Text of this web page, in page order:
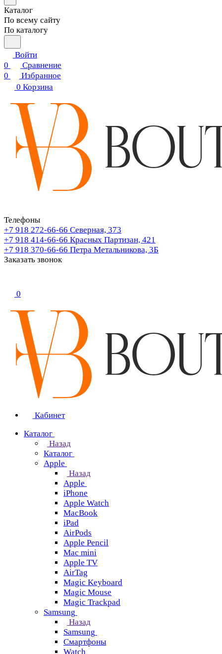
Каталог
По всему сайту
По каталогу
Войти
0
Сравнение
0
Избранное
0 Корзина
Телефоны
+7 918 272-66-66 Северная, 373
+7 918 414-66-66 Красных Партизан, 421
+7 918 370-66-66 Петра Метальникова, 3Б
Заказать звонок
0
Кабинет
Каталог
Назад
Каталог
Apple
Назад
Apple
iPhone
Apple Watch
MacBook
iPad
AirPods
Apple Pencil
Mac mini
Apple TV
AirTag
Magic Keyboard
Magic Mouse
Magic Trackpad
Samsung
Назад
Samsung
Смартфоны
Watch